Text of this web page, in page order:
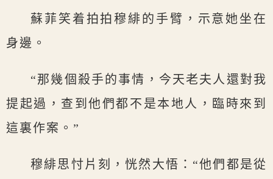
蘇菲笑着拍拍穆緋的手臂，示意她坐在
身邊。
“那幾個殺手的事情，今天老夫人還對我
提起過，查到他們都不是本地人，臨時來到
這裏作案。”
穆緋思忖片刻，恍然大悟：“他們都是從